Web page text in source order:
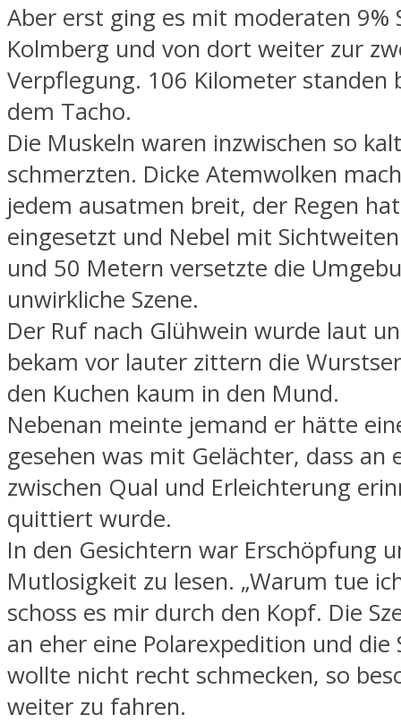
Aber erst ging es mit moderaten 9%
Kolmberg und von dort weiter zur
Verpflegung. 106 Kilometer standen
dem Tacho.
Die Muskeln waren inzwischen so
schmerzten. Dicke Atemwolken
jedem ausatmen breit, der Regen
eingesetzt und Nebel mit
und 50 Metern versetzte die
unwirkliche Szene.
Der Ruf nach Glühwein wurde laut
bekam vor lauter zittern die
den Kuchen kaum in den Mund.
Nebenan meinte jemand er hätte
gesehen was mit Gelächter, dass an
zwischen Qual und Erleichterung
quittiert wurde.
In den Gesichtern war Erschöpfung
Mutlosigkeit zu lesen. „Warum tue
schoss es mir durch den Kopf. Die
an eher eine Polarexpedition und die
wollte nicht recht schmecken, so
weiter zu fahren.